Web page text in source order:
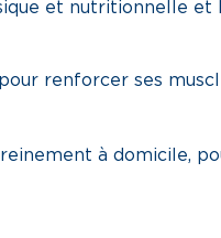
et nutritionnelle et
renforcer ses
à domicile,